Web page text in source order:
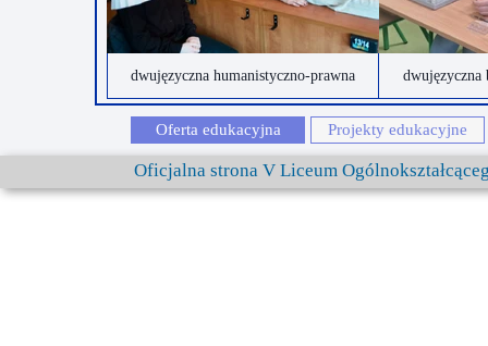
Przerwy szkolne
dwujęzyczna
dwujęzyczna humanistyczno-prawna
Projekty edukacyjne
Oferta edukacyjna
Oficjalna strona V Liceum